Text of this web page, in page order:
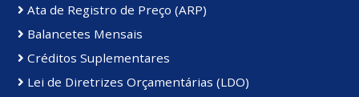
Ata de Registro de Preço (ARP)
Balancetes Mensais
Créditos Suplementares
Lei de Diretrizes Orçamentárias (LDO)